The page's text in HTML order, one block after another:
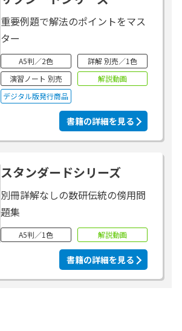
重要例題で解法のポイントをマス
ター
A5判／2色
詳解 別売／1色
演習ノート 別売
解説動画
デジタル版発行商品
書籍の詳細を見る
スタンダードシリーズ
別冊詳解なしの数研伝統の傍用問
題集
A5判／1色 解説動画
書籍の詳細を見る